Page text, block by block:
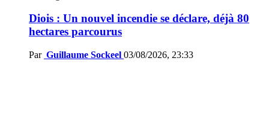
Diois : Un nouvel incendie se déclare, déjà 80
hectares parcourus
Par Guillaume Sockeel 03/08/2026, 23:33